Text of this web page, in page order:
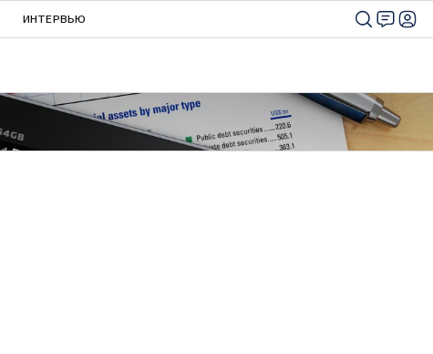
ИНТЕРВЬЮ